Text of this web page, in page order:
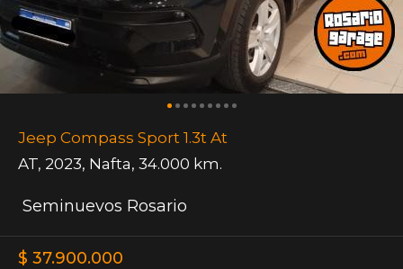
Jeep Compass Sport 1.3t At
AT, 2023, Nafta, 34.000 km.
Seminuevos Rosario
$ 37.900.000